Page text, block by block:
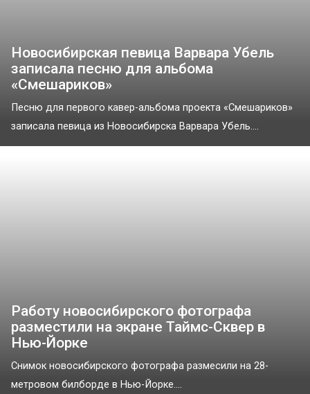
Новосибирская певица Варвара Убель
записала песню для альбома
«Смешариков»
Песню для первого кавер-альбома проекта «Смешариков»
записала певица из Новосибирска Варвара Убель....
Работу новосибирского фотографа
разместили на экране Таймс-Сквер в
Нью-Йорке
Снимок новосибирского фотографа размесили на 28-
метровом билборде в Нью-Йорке....